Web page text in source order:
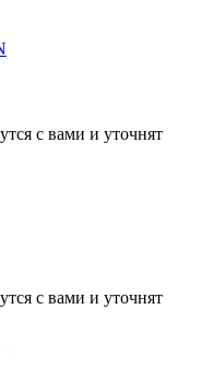
с вами и уточнят
с вами и уточнят